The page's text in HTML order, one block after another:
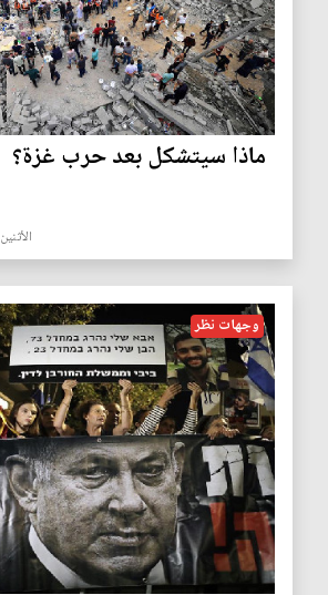
ماذا سيتشكل بعد حرب غزة؟
الأثنين 20 تشرين الثاني 2023
وجهات نظر